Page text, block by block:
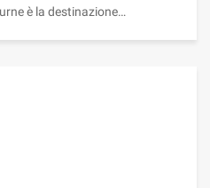
è la destinazione…